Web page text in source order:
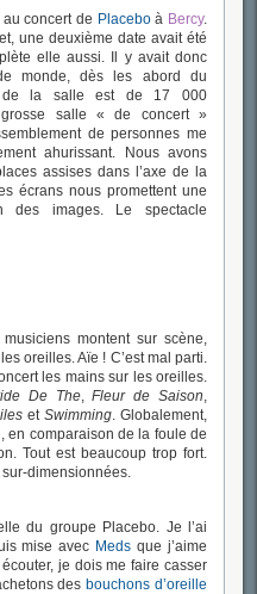
concert de Placeboà Bercy.
une deuxième date avait été
elle aussi. Il y avait donc
monde, dès les abord du
de la salle est de 17 000
salle « de concert »
de personnes me
ahurissant. Nous avons
assises dans l’axe de la
écrans nous promettent une
des images. Le spectacle
montent sur scène,
oreilles. Aïe ! C’est mal parti.
les mains sur les oreilles.
De The,Fleur de Saison,
et Swimming. Globalement,
, en comparaison de la foule de
Tout est beaucoup trop fort.
dimensionnées.
du groupe Placebo. Je l’ai
mise avec Meds que j’aime
je dois me faire casser
des bouchons d’oreille